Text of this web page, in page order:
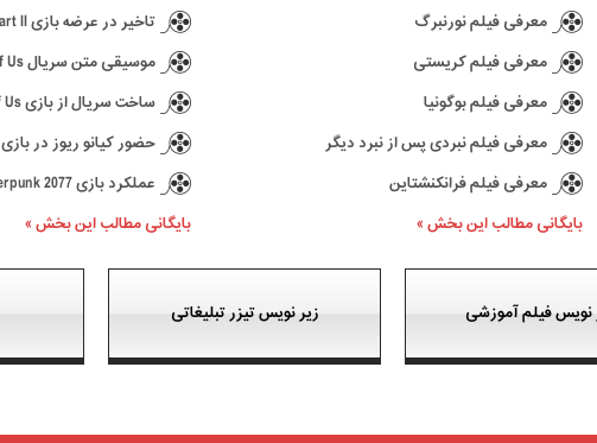
معرفی فیلم نورنبرگ
معرفی فیلم کریستی
معرفی فیلم بوگونیا
معرفی فیلم نبردی پس از نبرد دیگر
معرفی فیلم فرانکنشتاین
بایگانی مطالب این بخش »
تاخیر در عرضه بازی The Last of Us Part II
موسیقی متن سریال The Last of Us
ساخت سریال از بازی The Last of Us
حضور کیانو ریوز در بازی Death Stranding
عملکرد بازی Cyberpunk 2077 روی کنسول ها
بایگانی مطالب این بخش »
نویس فیلم آموزشی زیر نویس تیزر تبلیغاتی